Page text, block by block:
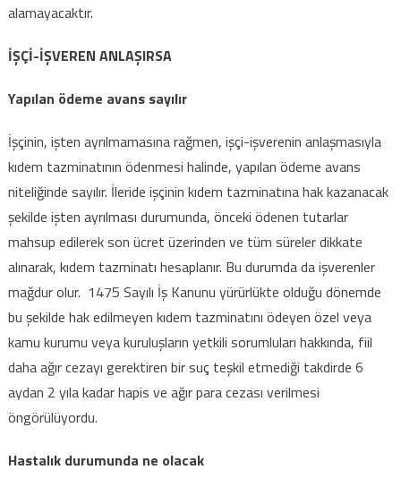
alamayacaktır.
İŞÇİ-İŞVEREN ANLAŞIRSA
Yapılan ödeme avans sayılır
İşçinin, işten ayrılmamasına rağmen, işçi-işverenin anlaşmasıyla
kıdem tazminatının ödenmesi halinde, yapılan ödeme avans
niteliğinde sayılır. İleride işçinin kıdem tazminatına hak kazanacak
şekilde işten ayrılması durumunda, önceki ödenen tutarlar
mahsup edilerek son ücret üzerinden ve tüm süreler dikkate
alınarak, kıdem tazminatı hesaplanır. Bu durumda da işverenler
mağdur olur. 1475 Sayılı İş Kanunu yürürlükte olduğu dönemde
bu şekilde hak edilmeyen kıdem tazminatını ödeyen özel veya
kamu kurumu veya kuruluşların yetkili sorumluları hakkında, fiil
daha ağır cezayı gerektiren bir suç teşkil etmediği takdirde 6
aydan 2 yıla kadar hapis ve ağır para cezası verilmesi
öngörülüyordu.
Hastalık durumunda ne olacak